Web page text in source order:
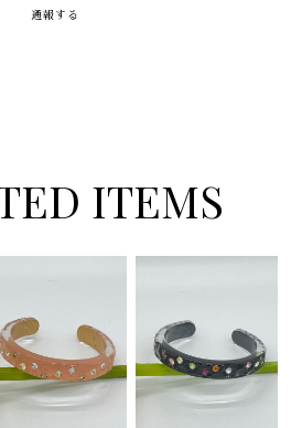
通報する
ITEMS